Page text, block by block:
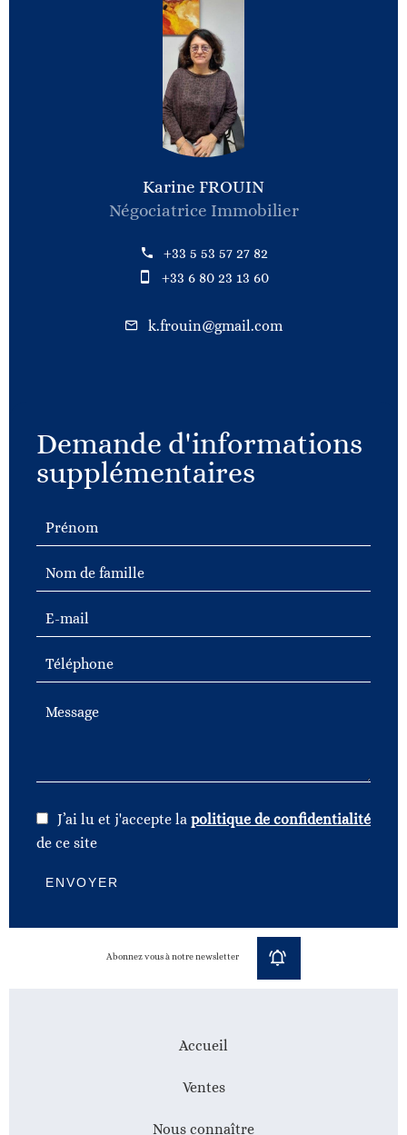
Karine FROUIN
Négociatrice Immobilier
+33 5 53 57 27 82
+33 6 80 23 13 60
k.frouin@gmail.com
Demande d'informations
supplémentaires
J’ai lu et j'accepte la politique de confidentialité
de ce site
ENVOYER
Abonnez vous à notre newsletter
Accueil
Ventes
Nous connaître